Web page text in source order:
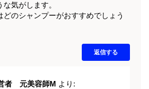
気がします。
どのシャンプーがおすすめでしょう
返信する
者 元美容師M より: